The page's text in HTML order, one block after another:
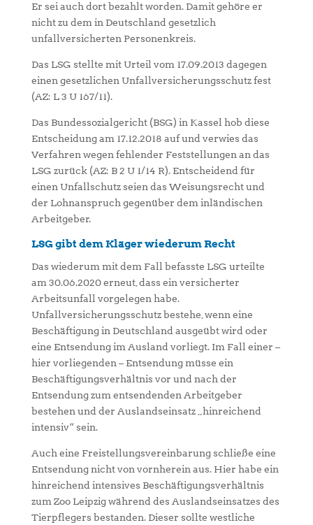
Er sei auch dort bezahlt worden. Damit gehöre er
nicht zu dem in Deutschland gesetzlich
unfallversicherten Personenkreis.
Das LSG stellte mit Urteil vom 17.09.2013 dagegen
einen gesetzlichen Unfallversicherungsschutz fest
(AZ: L 3 U 167/11).
Das Bundessozialgericht (BSG) in Kassel hob diese
Entscheidung am 17.12.2018 auf und verwies das
Verfahren wegen fehlender Feststellungen an das
LSG zurück (AZ: B 2 U 1/14 R). Entscheidend für
einen Unfallschutz seien das Weisungsrecht und
der Lohnanspruch gegenüber dem inländischen
Arbeitgeber.
LSG gibt dem Kläger wiederum Recht
Das wiederum mit dem Fall befasste LSG urteilte
am 30.06.2020 erneut, dass ein versicherter
Arbeitsunfall vorgelegen habe.
Unfallversicherungsschutz bestehe, wenn eine
Beschäftigung in Deutschland ausgeübt wird oder
eine Entsendung im Ausland vorliegt. Im Fall einer –
hier vorliegenden – Entsendung müsse ein
Beschäftigungsverhältnis vor und nach der
Entsendung zum entsendenden Arbeitgeber
bestehen und der Auslandseinsatz „hinreichend
intensiv“ sein.
Auch eine Freistellungsvereinbarung schließe eine
Entsendung nicht von vornherein aus. Hier habe ein
hinreichend intensives Beschäftigungsverhältnis
zum Zoo Leipzig während des Auslandseinsatzes des
Tierpflegers bestanden. Dieser sollte westliche